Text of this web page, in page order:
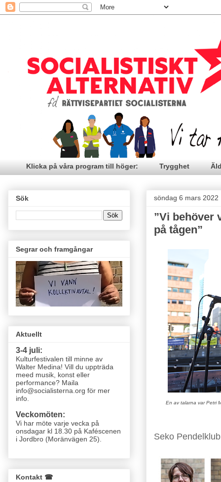
Klicka på våra program till höger: Trygghet
söndag 6 mars 2022
”Vi behöver
på tågen”
En av talarna var Petri
Seko
Sök
Segrar och framgångar
Aktuellt
3-4 juli:
Kulturfestivalen till minne av
Walter Medina! Vill du uppträda
meed musik, konst eller
performance? Maila
info@socialisterna.org för mer
info.
Veckomöten:
Vi har möte varje vecka på
onsdagar kl 18.30 på Kaféscenen
i Jordbro (Moränvägen 25)
Kontakt ☎